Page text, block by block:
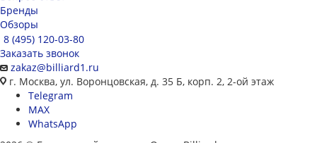
Бренды
Обзоры
8 (495) 120-03-80
Заказать звонок
zakaz@billiard1.ru
г. Москва, ул. Воронцовская, д. 35 Б, корп. 2, 2-ой этаж
Telegram
MAX
WhatsApp